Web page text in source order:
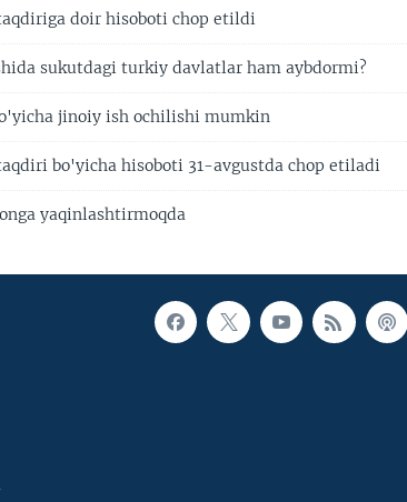
doir hisoboti chop etildi
sukutdagi turkiy davlatlar ham aybdormi?
jinoiy ish ochilishi mumkin
bo'yicha hisoboti 31-avgustda chop etiladi
yaqinlashtirmoqda